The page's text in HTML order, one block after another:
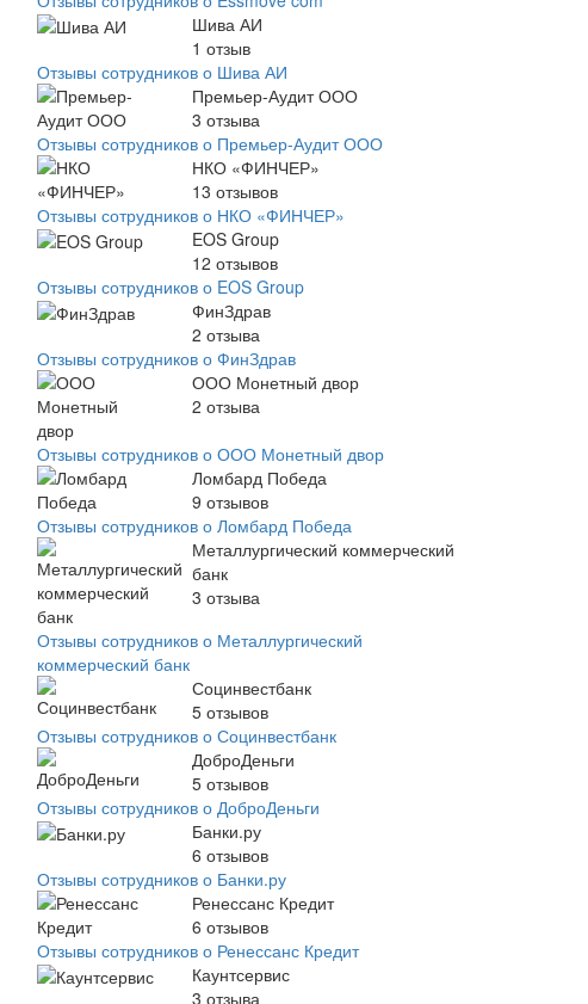
Шива АИ
1 отзыв
Отзывы сотрудников о Шива АИ
Премьер-Аудит ООО
3 отзыва
Отзывы сотрудников о Премьер-Аудит ООО
НКО «ФИНЧЕР»
13 отзывов
Отзывы сотрудников о НКО «ФИНЧЕР»
EOS Group
12 отзывов
Отзывы сотрудников о EOS Group
ФинЗдрав
2 отзыва
Отзывы сотрудников о ФинЗдрав
ООО Монетный двор
2 отзыва
Отзывы сотрудников о ООО Монетный двор
Ломбард Победа
9 отзывов
Отзывы сотрудников о Ломбард Победа
Металлургический коммерческий
банк
3 отзыва
Отзывы сотрудников о Металлургический
коммерческий банк
Социнвестбанк
5 отзывов
Отзывы сотрудников о Социнвестбанк
ДоброДеньги
5 отзывов
Отзывы сотрудников о ДоброДеньги
Банки.ру
6 отзывов
Отзывы сотрудников о Банки.ру
Ренессанс Кредит
6 отзывов
Отзывы сотрудников о Ренессанс Кредит
Каунтсервис
3 отзыва